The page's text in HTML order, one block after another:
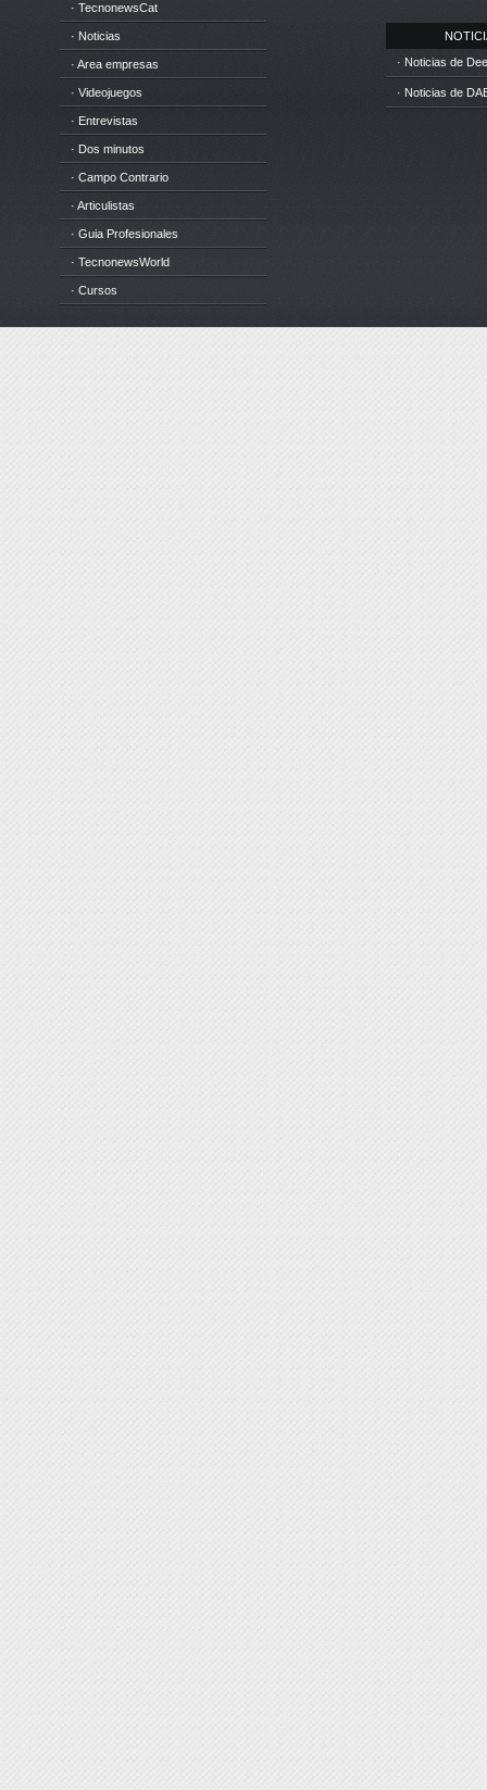
· TecnonewsCat
· Noticias
· Area empresas
· Videojuegos
· Entrevistas
· Dos minutos
· Campo Contrario
· Articulistas
· Guia Profesionales
· TecnonewsWorld
· Cursos
· Noticias de
· Noticias de